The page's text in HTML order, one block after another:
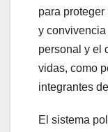
para
y
personal y el
vidas, como
integrantes
El sistema